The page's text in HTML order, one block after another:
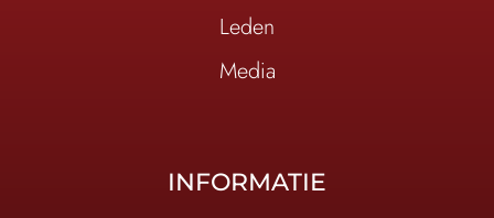
Leden
Media
INFORMATIE